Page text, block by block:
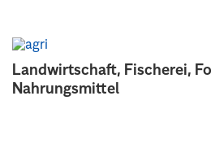
Landwirtschaft, Fischerei,
Nahrungsmittel